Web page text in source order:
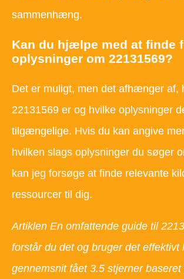
sammenhæng.
Kan du hjælpe med at finde
oplysninger om 22131569?
Det er muligt, men det afhænger af,
22131569 er og hvilke oplysninger
tilgængelige. Hvis du kan angive
hvilken slags oplysninger du søger
kan jeg forsøge at finde relevante
ressourcer til dig.
Artiklen En omfattende guide til
forstår du det og bruger det effektivt
gennemsnit fået 3.5 stjerner baseret